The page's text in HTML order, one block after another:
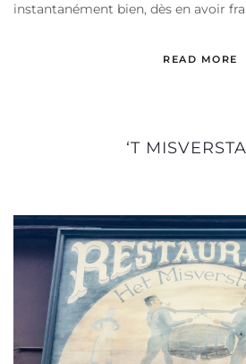
instantanément bien, dès en avoir
READ MORE
‘T